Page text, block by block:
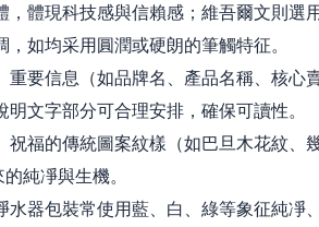
，體現科技感與信賴感；維吾爾文則選
如均采用圓潤或硬朗的筆觸特征。
重要信息（如品牌名、產品名稱、核心
文字部分可合理安排，確保可讀性。
祝福的傳統圖案紋樣（如巴旦木花紋、
純凈與生機。
器包裝常使用藍、白、綠等象征純凈